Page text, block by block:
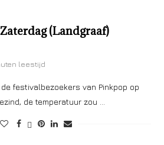
(Landgraaf)
leestijd
festivalbezoekers van Pinkpop op
de temperatuur zou …